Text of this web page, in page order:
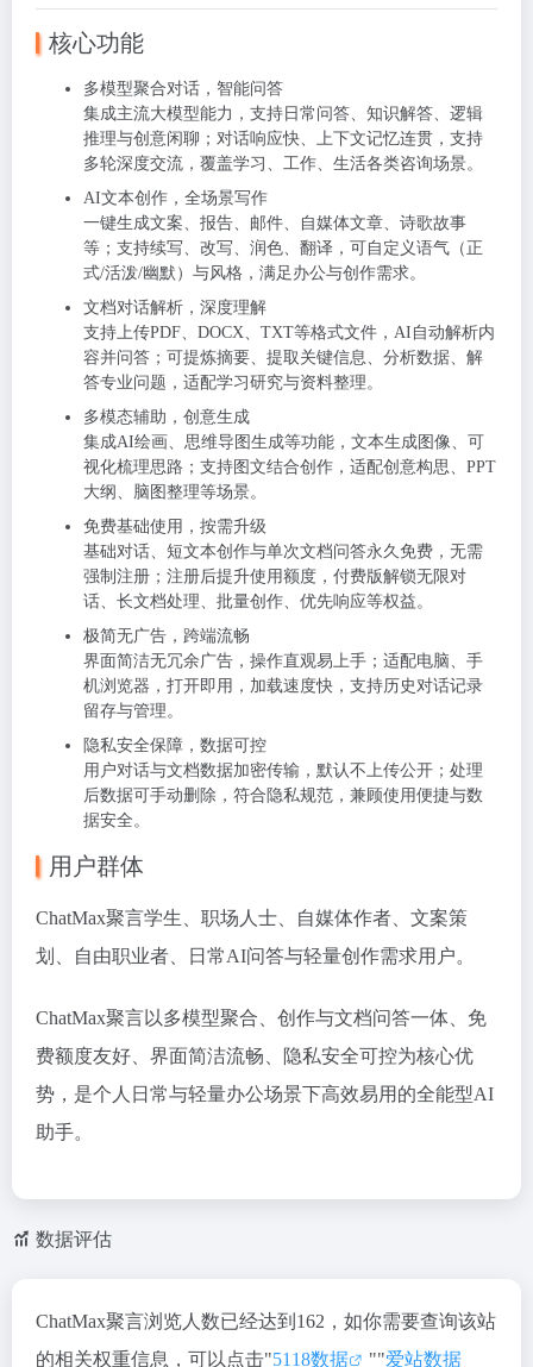
核心功能
多模型聚合对话，智能问答
集成主流大模型能力，支持日常问答、知识解答、逻辑
推理与创意闲聊；对话响应快、上下文记忆连贯，支持
多轮深度交流，覆盖学习、工作、生活各类咨询场景。
AI文本创作，全场景写作
一键生成文案、报告、邮件、自媒体文章、诗歌故事
等；支持续写、改写、润色、翻译，可自定义语气（正
式/活泼/幽默）与风格，满足办公与创作需求。
文档对话解析，深度理解
支持上传PDF、DOCX、TXT等格式文件，AI自动解析内
容并问答；可提炼摘要、提取关键信息、分析数据、解
答专业问题，适配学习研究与资料整理。
多模态辅助，创意生成
集成AI绘画、思维导图生成等功能，文本生成图像、可
视化梳理思路；支持图文结合创作，适配创意构思、PPT
大纲、脑图整理等场景。
免费基础使用，按需升级
基础对话、短文本创作与单次文档问答永久免费 ，无需
强制注册；注册后提升使用额度，付费版解锁无限对
话、长文档处理、批量创作、优先响应等权益。
极简无广告，跨端流畅
界面简洁无冗余广告，操作直观易上手；适配电脑、手
机浏览器，打开即用，加载速度快，支持历史对话记录
留存与管理。
隐私安全保障，数据可控
用户对话与文档数据加密传输，默认不上传公开；处理
后数据可手动删除，符合隐私规范，兼顾使用便捷与数
据安全。
用户群体
ChatMax聚言学生、职场人士、自媒体作者、文案策
划、自由职业者、日常AI问答与轻量创作需求用户。
ChatMax聚言以多模型聚合、创作与文档问答一体、免
费额度友好、界面简洁流畅、隐私安全可控为核心优
势，是个人日常与轻量办公场景下高效易用的全能型AI
助手。
数据评估
ChatMax聚言浏览人数已经达到162，如你需要查询该站
的相关权重信息，可以点击"5118数据 ""爱站数据